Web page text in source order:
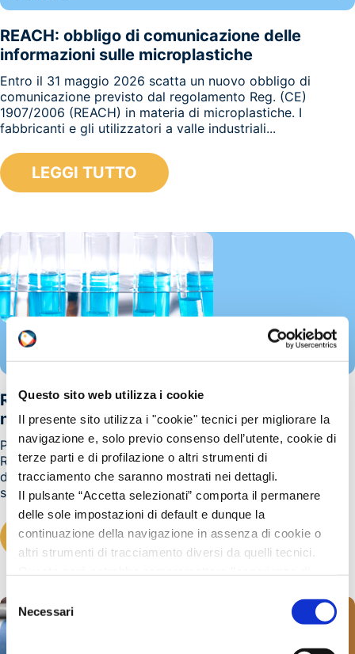
Questo sito web utilizza i cookie
Il presente sito utilizza i "cookie" tecnici per migliorare la
navigazione e, solo previo consenso dell’utente, cookie di
terze parti e di profilazione o altri strumenti di
tracciamento che saranno mostrati nei dettagli.
Il pulsante “Accetta selezionati” comporta il permanere
delle sole impostazioni di default e dunque la
continuazione della navigazione in assenza di cookie o
altri strumenti di tracciamento diversi da quelli tecnici.
Invitiamo a prendere visione della nostra policy in
conformità al Reg. UE 679/2016 (GDPR) al seguente link
Selezione
del
consenso
Necessari
REACH: obbligo di comunicazione delle
informazioni sulle microplastiche
Entro il 31 maggio 2026 scatta un nuovo obbligo di
comunicazione previsto dal regolamento Reg. (CE)
1907/2006 (REACH) in materia di microplastiche. I
fabbricanti e gli utilizzatori a valle industriali...
LEGGI TUTTO
REACH
REACH: Restrizione sul 2,4 dinitrotoluene
negli articoli
Pubblicato in G.U.U.E. serie L del 21 aprile 2026 il
Regolamento (UE) 2026/859 che modifica l’allegato XVII
del REACH introducendo una nuova restrizione
sull’immissione sul mercato e l’uso del 2,4...
LEGGI TUTTO